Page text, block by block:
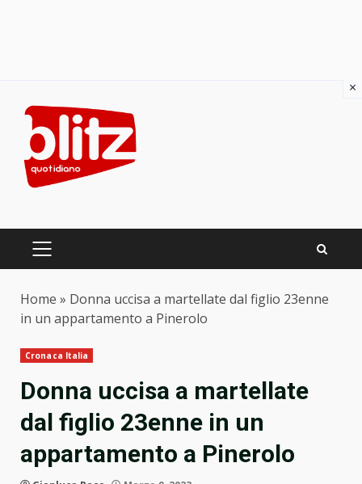
content
PRIMARY
Home » Donna uccisa a martellate dal figlio 23enne
in un appartamento a Pinerolo
Cronaca Italia
Donna uccisa a martellate
dal figlio 23enne in un
appartamento a Pinerolo
×